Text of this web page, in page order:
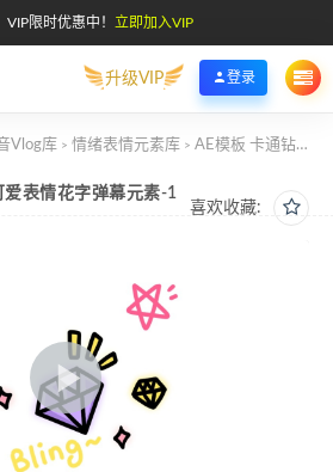
限时优惠中！ 立即加入VIP
升级VIP 登录
Vlog库 > 情绪表情元素库 > AE模板 卡通钻石宝石可爱表情花字弹幕元素-1
喜欢收藏:
表情花字弹幕元素-1